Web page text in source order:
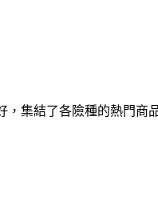
集結了各險種的熱門商